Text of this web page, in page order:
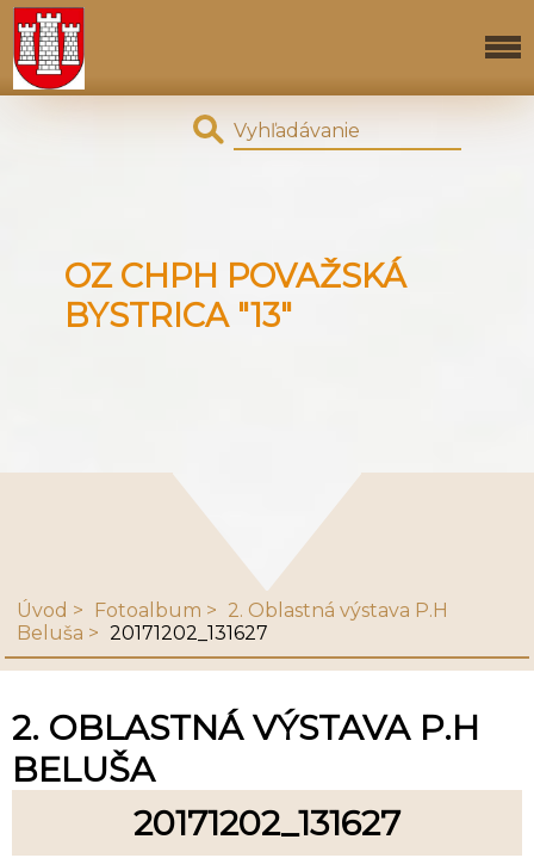
OZ CHPH POVAŽSKÁ
BYSTRICA "13"
Úvod Fotoalbum
2. Oblastná výstava P.H
Beluša
20171202_131627
2. OBLASTNÁ VÝSTAVA P.H
BELUŠA
20171202_131627